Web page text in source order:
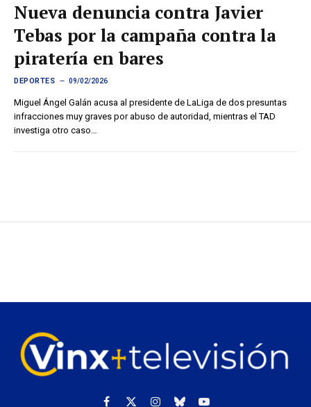
Nueva denuncia contra Javier
Tebas por la campaña contra la
piratería en bares
DEPORTES 09/02/2026
Miguel Ángel Galán acusa al presidente de LaLiga de dos presuntas
infracciones muy graves por abuso de autoridad, mientras el TAD
investiga otro caso…